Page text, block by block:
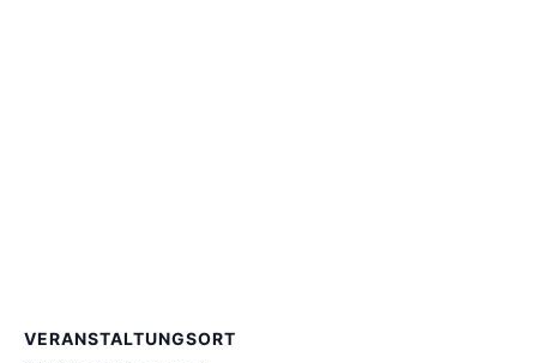
VERANSTALTUNGSORT